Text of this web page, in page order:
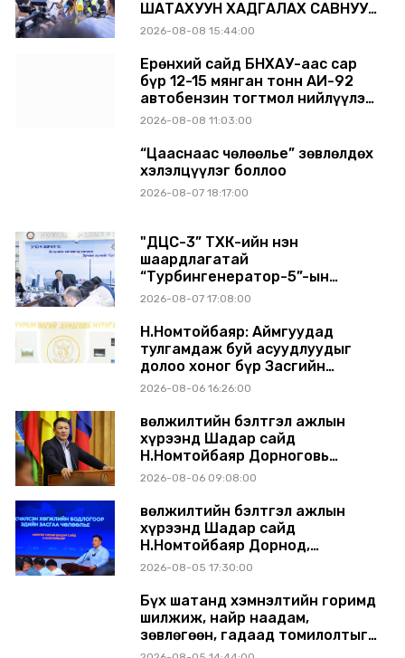
ШАТАХУУН ХАДГАЛАХ САВНУУД
ЭХНЭЭСЭЭ АШИГЛАЛТАД ОРЖ
2026-08-08 15:44:00
Ерөнхий сайд БНХАУ-аас сар
бүр 12-15 мянган тонн АИ-92
автобензин тогтмол нийлүүлэх
хүсэлт тавилаа
2026-08-08 11:03:00
“Цааснаас чөлөөлье” зөвлөлдөх
хэлэлцүүлэг боллоо
2026-08-07 18:17:00
"ДЦС-3” ТӨХК-ийн нэн
шаардлагатай
“Турбингенератор-5”-ын
шинэчлэлийн төсвийг
2026-08-07 17:08:00
Н.Номтойбаяр: Аймгуудад
тулгамдаж буй асуудлуудыг
долоо хоног бүр Засгийн
газрын хуралдаанд
2026-08-06 16:26:00
Өвөлжилтийн бэлтгэл ажлын
хүрээнд Шадар сайд
Н.Номтойбаяр Дорноговь
аймагт ажиллав
2026-08-06 09:08:00
Өвөлжилтийн бэлтгэл ажлын
хүрээнд Шадар сайд
Н.Номтойбаяр Дорнод,
Сүхбаатар аймагт ажиллав
2026-08-05 17:30:00
Бүх шатанд хэмнэлтийн горимд
шилжиж, найр наадам,
зөвлөгөөн, гадаад томилолтыг
хориглолоо